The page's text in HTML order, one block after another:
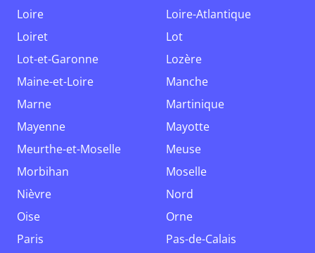
Loire
Loire-Atlantique
Loiret
Lot
Lot-et-Garonne
Lozère
Maine-et-Loire
Manche
Marne
Martinique
Mayenne
Mayotte
Meurthe-et-Moselle
Meuse
Morbihan
Moselle
Nièvre
Nord
Oise
Orne
Paris
Pas-de-Calais